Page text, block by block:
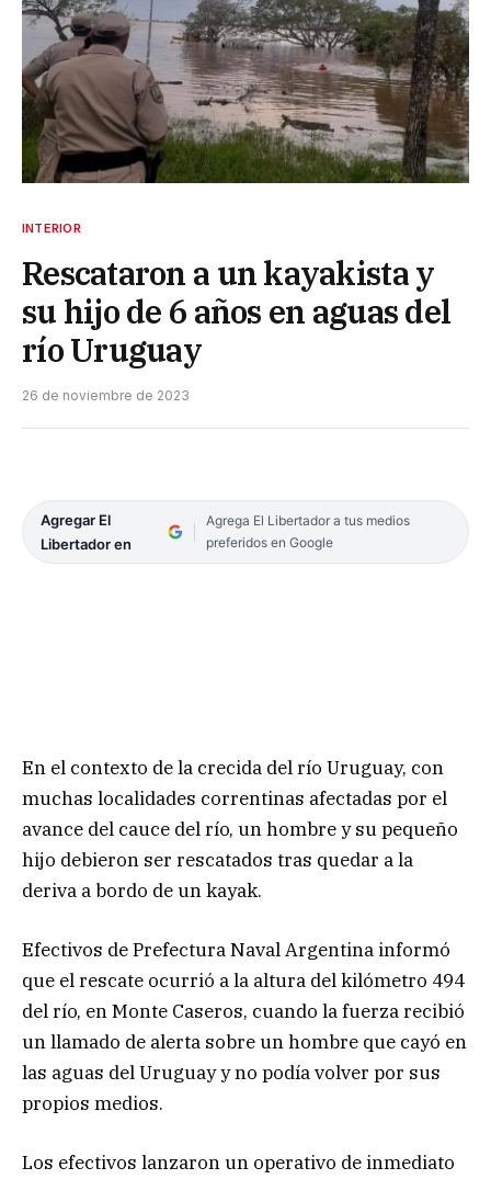
INTERIOR
Rescataron a un kayakista y
su hijo de 6 años en aguas del
río Uruguay
26 de noviembre de 2023
Agregar El
Libertador en
Agrega El Libertador a tus medios
preferidos en Google
En el contexto de la crecida del río Uruguay, con
muchas localidades correntinas afectadas por el
avance del cauce del río, un hombre y su pequeño
hijo debieron ser rescatados tras quedar a la
deriva a bordo de un kayak.
Efectivos de Prefectura Naval Argentina informó
que el rescate ocurrió a la altura del kilómetro 494
del río, en Monte Caseros, cuando la fuerza recibió
un llamado de alerta sobre un hombre que cayó en
las aguas del Uruguay y no podía volver por sus
propios medios.
Los efectivos lanzaron un operativo de inmediato